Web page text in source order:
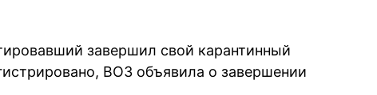
завершил свой карантинный
ВОЗ объявила о завершении